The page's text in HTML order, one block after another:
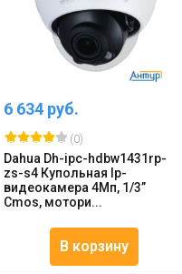
6 634 руб.
(0)
Dahua Dh-ipc-hdbw1431rp-
zs-s4 Купольная Ip-
видеокамера 4Мп, 1/3”
Cmos, мотори...
В корзину